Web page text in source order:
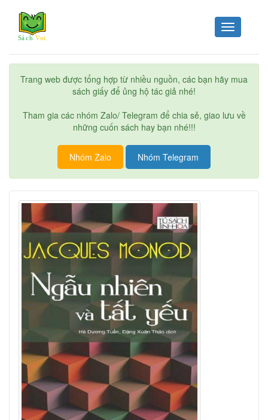
Toggle
navigation
Trang web được tổng hợp từ nhiều nguồn, các bạn hãy mua
sách giấy để ủng hộ tác giả nhé!
Tham gia các nhóm Zalo/ Telegram để chia sẻ, giao lưu về
những cuốn sách hay bạn nhé!!!
Nhóm Zalo Nhóm Telegram